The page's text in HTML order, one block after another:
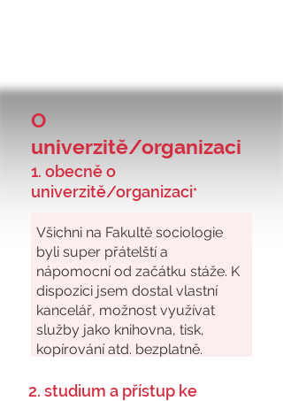
O
univerzitě/organizaci
1. obecně o
univerzitě/organizaci*
2. studium a přístup ke